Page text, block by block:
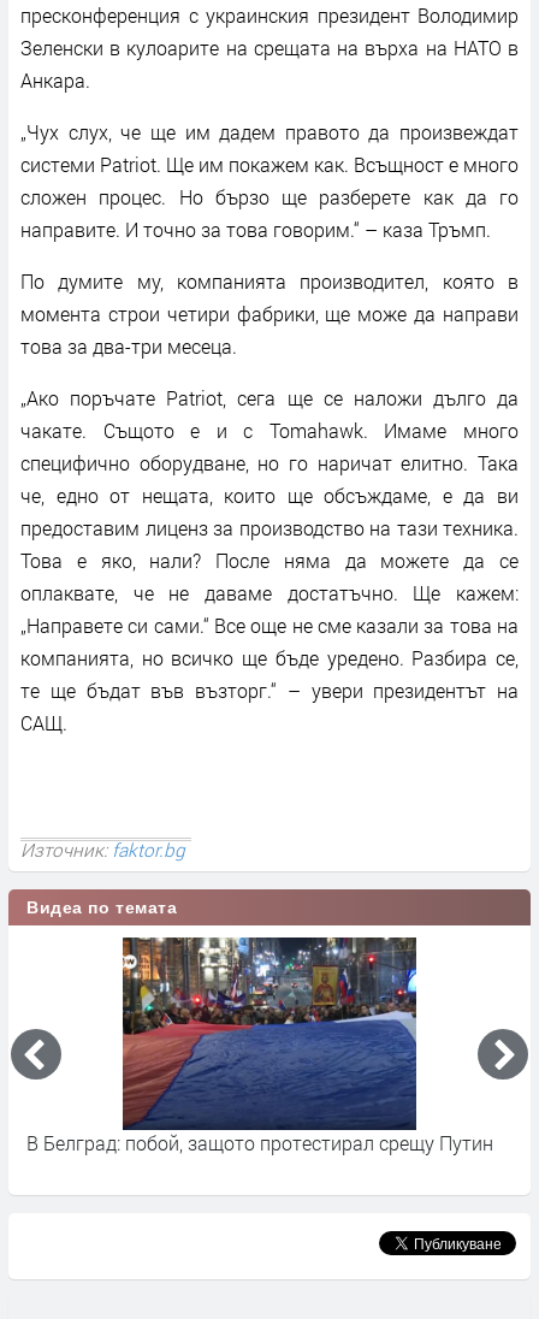
пресконференция с украинския президент Володимир
Зеленски в кулоарите на срещата на върха на НАТО в
Анкара.
„Чух слух, че ще им дадем правото да произвеждат
системи Patriot. Ще им покажем как. Всъщност е много
сложен процес. Но бързо ще разберете как да го
направите. И точно за това говорим.“ – каза Тръмп.
По думите му, компанията производител, която в
момента строи четири фабрики, ще може да направи
това за два-три месеца.
„Ако поръчате Patriot, сега ще се наложи дълго да
чакате. Същото е и с Tomahawk. Имаме много
специфично оборудване, но го наричат елитно. Така
че, едно от нещата, които ще обсъждаме, е да ви
предоставим лиценз за производство на тази техника.
Това е яко, нали? После няма да можете да се
оплаквате, че не даваме достатъчно. Ще кажем:
„Направете си сами.“ Все още не сме казали за това на
компанията, но всичко ще бъде уредено. Разбира се,
те ще бъдат във възторг.“ – увери президентът на
САЩ.
Източник:faktor.bg
Видеа по темата
В Белград: побой, защото протестирал срещу Путин